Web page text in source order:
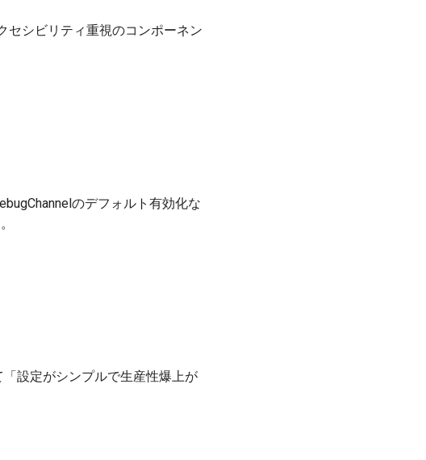
セシビリティ重視のコンポーネン
のデフォルト有効化な
設定がシンプルで生産性爆上が